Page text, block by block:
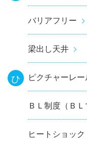
バリアフリー
梁出し天井
ひ ピクチャーレ
ＢＬ制度（ＢＬ
ヒートショック